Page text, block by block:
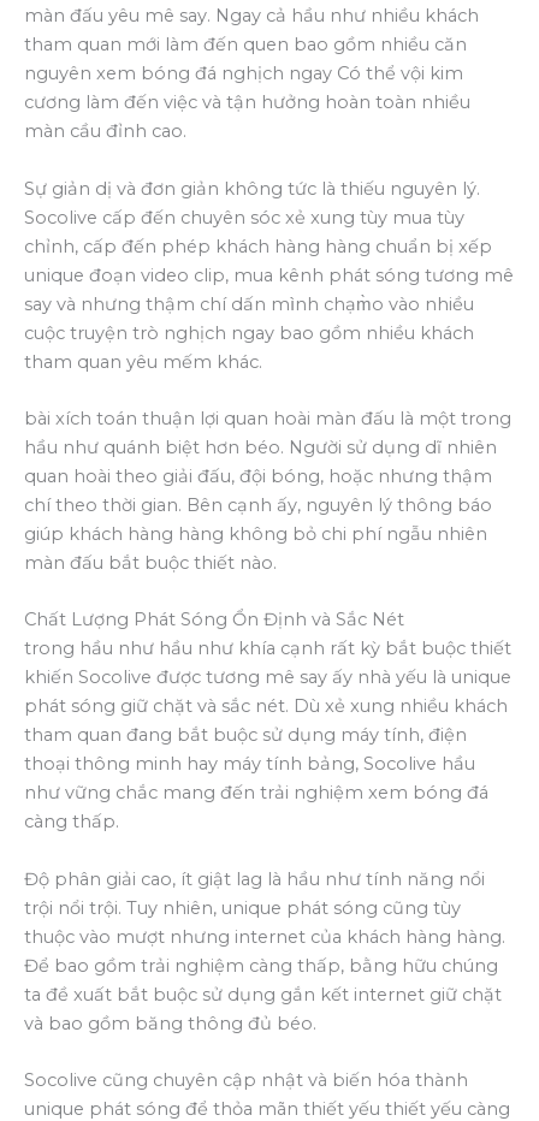
màn đấu yêu mê say. Ngay cả hầu như nhiều khách
tham quan mới làm đến quen bao gồm nhiều căn
nguyên xem bóng đá nghịch ngay Có thể vội kim
cương làm đến việc và tận hưởng hoàn toàn nhiều
màn cầu đỉnh cao.
Sự giản dị và đơn giản không tức là thiếu nguyên lý.
Socolive cấp đến chuyên sóc xẻ xung tùy mua tùy
chỉnh, cấp đến phép khách hàng hàng chuẩn bị xếp
unique đoạn video clip, mua kênh phát sóng tương mê
say và nhưng thậm chí dấn mình chạm̀o vào nhiều
cuộc truyện trò nghịch ngay bao gồm nhiều khách
tham quan yêu mếm khác.
bài xích toán thuận lợi quan hoài màn đấu là một trong
hầu như quánh biệt hơn béo. Người sử dụng dĩ nhiên
quan hoài theo giải đấu, đội bóng, hoặc nhưng thậm
chí theo thời gian. Bên cạnh ấy, nguyên lý thông báo
giúp khách hàng hàng không bỏ chi phí ngẫu nhiên
màn đấu bắt buộc thiết nào.
Chất Lượng Phát Sóng Ổn Định và Sắc Nét
trong hầu như hầu như khía cạnh rất kỳ bắt buộc thiết
khiến Socolive được tương mê say ấy nhà yếu là unique
phát sóng giữ chặt và sắc nét. Dù xẻ xung nhiều khách
tham quan đang bắt buộc sử dụng máy tính, điện
thoại thông minh hay máy tính bảng, Socolive hầu
như vững chắc mang đến trải nghiệm xem bóng đá
càng thấp.
Độ phân giải cao, ít giật lag là hầu như tính năng nổi
trội nổi trội. Tuy nhiên, unique phát sóng cũng tùy
thuộc vào mượt nhưng internet của khách hàng hàng.
Để bao gồm trải nghiệm càng thấp, bằng hữu chúng
ta đề xuất bắt buộc sử dụng gắn kết internet giữ chặt
và bao gồm băng thông đủ béo.
Socolive cũng chuyên cập nhật và biến hóa thành
unique phát sóng để thỏa mãn thiết yếu thiết yếu càng